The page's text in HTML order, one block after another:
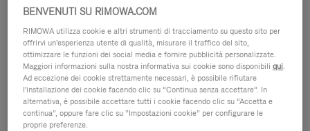
BENVENUTI SU RIMOWA.COM
RIMOWA utilizza cookie e altri strumenti di tracciamento su questo sito per
offrirvi un'esperienza utente di qualità, misurare il traffico del sito,
ottimizzare le funzioni dei social media e fornire pubblicità personalizzate.
Maggiori informazioni sulla nostra informativa sui cookie sono disponibiliqui.
Ad eccezione dei cookie strettamente necessari, è possibile rifiutare
l'installazione dei cookie facendo clic su “Continua senza accettare”. In
alternativa, è possibile accettare tutti i cookie facendo clic su “Accetta e
continua”, oppure fare clic su “Impostazioni cookie” per configurare le
proprie preferenze.